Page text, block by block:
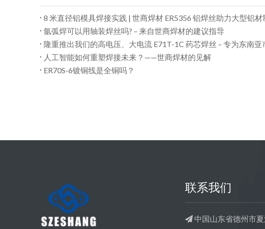
8 米直径铝模具焊接实践 | 世商焊材 ER5356 铝焊丝助力大型铝材
氩弧焊可以用轴装焊丝吗? – 来自世商焊材的建议指导
隆重推出我们的高电压、大电流 E71T-1C 药芯焊丝 – 专为东南亚
人工智能如何重塑焊接未来？——世商焊材的见解
ER70S-6镀铜线是全铜吗？
联系我们
 中国山东省德州市